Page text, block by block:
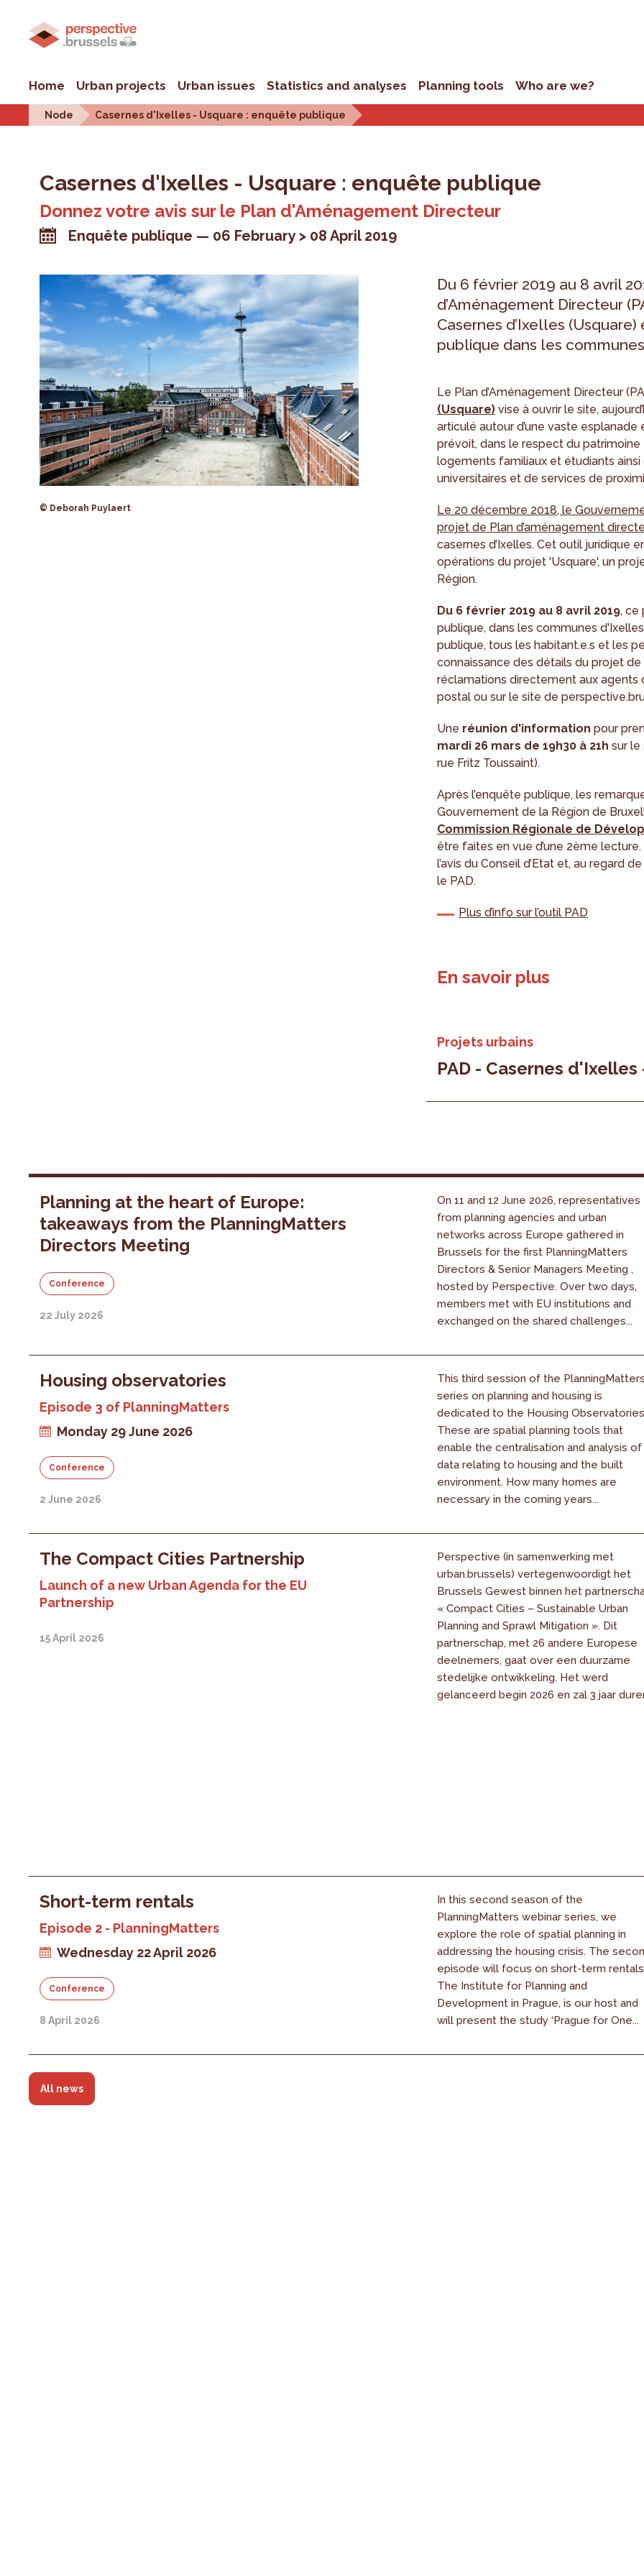
Home Urban projects Urban issues Statistics and analyses Planning tools Who are we?
Node Casernes d'Ixelles - Usquare : enquête publique
Casernes d'Ixelles - Usquare : enquête publique
Donnez votre avis sur le Plan d'Aménagement Directeur
Enquête publique 06 February > 08 April 2019
© Deborah Puylaert
Du 6 février 2019 au 8 avril
d’Aménagement Directeur
Casernes d’Ixelles
publique dans les
Le Plan d’Aménagement Directeur
(Usquare) vise à ouvrir le site,
articulé autour d’une vaste
prévoit, dans le respect du
logements familiaux et étudiants ainsi
universitaires et de services de
Le 20 décembre 2018, le
projet de Plan d’aménagement
casernes d’Ixelles. Cet outil juridique
opérations du projet 'Usquare', un
Région.
Du 6 février 2019 au 8 avril 2019, ce
publique, dans les communes
publique, tous les habitant.e.s et les
connaissance des détails du projet
réclamations directement aux agents
postal ou sur le site de
Une réunion d'information pour
mardi 26 mars de 19h30 à 21h sur le
rue Fritz Toussaint).
Après l’enquête publique, les
Gouvernement de la Région de
Commission Régionale de
être faites en vue d’une 2ème
l’avis du Conseil d’Etat et, au regard
le PAD.
Plus d’info sur l’outil PAD
En savoir plus
Projets urbains
PAD - Casernes
Planning at the heart of Europe:
takeaways from the PlanningMatters
Directors Meeting
Conference
22 July 2026
On 11 and 12 June 2026, representatives
from planning agencies and urban
networks across Europe gathered in
Brussels for the first PlanningMatters
Directors & Senior Managers Meeting ,
hosted by Perspective. Over two days,
members met with EU institutions and
exchanged on the shared challenges...
Housing observatories
Episode 3 of PlanningMatters
Monday 29 June 2026
Conference
2 June 2026
This third session of the
series on planning and housing is
dedicated to the Housing
These are spatial planning tools that
enable the centralisation and analysis of
data relating to housing and the built
environment. How many homes are
necessary in the coming years...
The Compact Cities Partnership
Launch of a new Urban Agenda for the EU
Partnership
15 April 2026
Perspective (in samenwerking met
urban.brussels) vertegenwoordigt het
Brussels Gewest binnen het
« Compact Cities – Sustainable Urban
Planning and Sprawl Mitigation ». Dit
partnerschap, met 26 andere Europese
deelnemers, gaat over een duurzame
stedelijke ontwikkeling. Het werd
gelanceerd begin 2026 en zal 3 jaar
Short-term rentals
Episode 2 - PlanningMatters
Wednesday 22 April 2026
Conference
8 April 2026
In this second season of the
PlanningMatters webinar series, we
explore the role of spatial planning in
addressing the housing crisis. The
episode will focus on short-term
The Institute for Planning and
Development in Prague, is our host and
will present the study ‘Prague for One...
All news